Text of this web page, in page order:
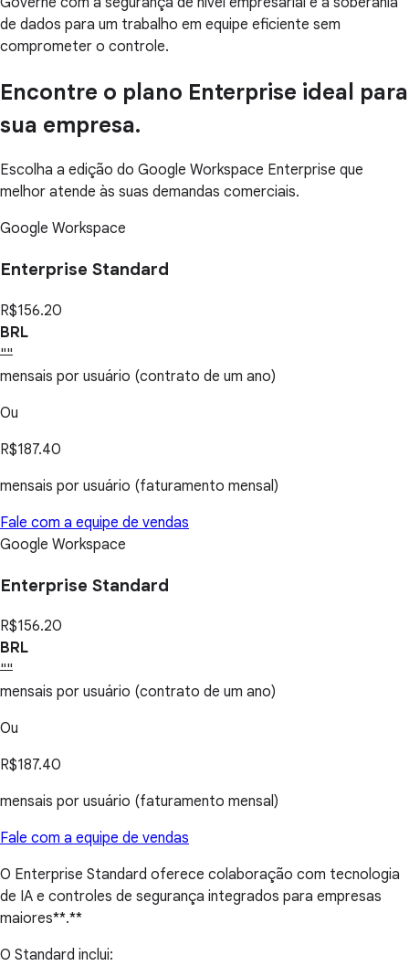
de dados para um trabalho em equipe eficiente sem
comprometer o controle.
Encontre o plano Enterprise ideal para
sua empresa.
Escolha a edição do Google Workspace Enterprise que
melhor atende às suas demandas comerciais.
Google Workspace
Enterprise Standard
R$156.20
BRL
""
mensais por usuário (contrato de um ano)
Ou
R$187.40
mensais por usuário (faturamento mensal)
Fale com a equipe de vendas
Google Workspace
Enterprise Standard
R$156.20
BRL
""
mensais por usuário (contrato de um ano)
Ou
R$187.40
mensais por usuário (faturamento mensal)
Fale com a equipe de vendas
O Enterprise Standard oferece colaboração com tecnologia
de IA e controles de segurança integrados para empresas
maiores**.**
O Standard inclui: